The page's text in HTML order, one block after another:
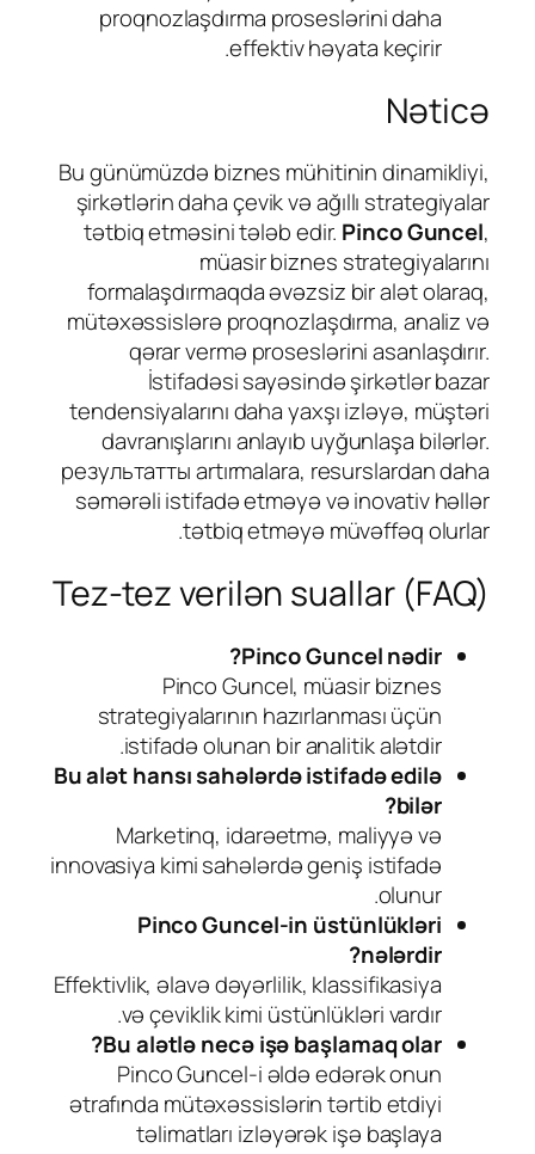
proqnozlaşdırma proseslərini daha
effektiv həyata keçirir.
Nəticə
Bu günümüzdə biznes mühitinin dinamikliyi,
şirkətlərin daha çevik və ağıllı strategiyalar
tətbiq etməsini tələb edir. Pinco Guncel,
müasir biznes strategiyalarını
formalaşdırmaqda əvəzsiz bir alət olaraq,
mütəxəssislərə proqnozlaşdırma, analiz və
qərar vermə proseslərini asanlaşdırır.
İstifadəsi sayəsində şirkətlər bazar
tendensiyalarını daha yaxşı izləyə, müştəri
davranışlarını anlayıb uyğunlaşa bilərlər.
результатты artırmalara, resurslardan daha
səmərəli istifadə etməyə və inovativ həllər
tətbiq etməyə müvəffəq olurlar.
Tez-tez verilən suallar (FAQ)
Pinco Guncel nədir?
Pinco Guncel, müasir biznes
strategiyalarının hazırlanması üçün
istifadə olunan bir analitik alətdir.
Bu alət hansı sahələrdə istifadə edilə
bilər?
Marketinq, idarəetmə, maliyyə və
innovasiya kimi sahələrdə geniş istifadə
olunur.
Pinco Guncel-in üstünlükləri
nələrdir?
Effektivlik, əlavə dəyərlilik, klassifikasiya
və çeviklik kimi üstünlükləri vardır.
Bu alətlə necə işə başlamaq olar?
Pinco Guncel-i əldə edərək onun
ətrafında mütəxəssislərin tərtib etdiyi
təlimatları izləyərək işə başlaya